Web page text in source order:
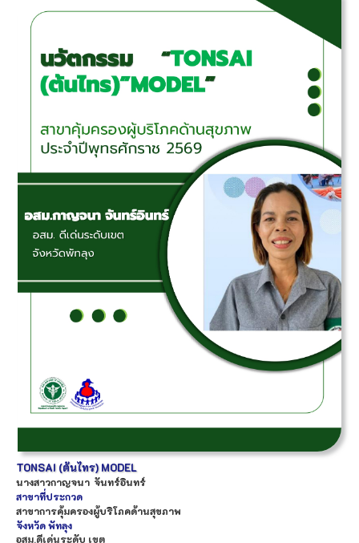
TONSAI (ต้นไทร) MODEL
นางสาวกาญจนา จันทร์อินทร์
สาขาที่ประกวด
สาขาการคุ้มครองผู้บริโภคด้านสุขภาพ
จังหวัดพัทลุง
อสม.ดีเด่นระดับ เขต